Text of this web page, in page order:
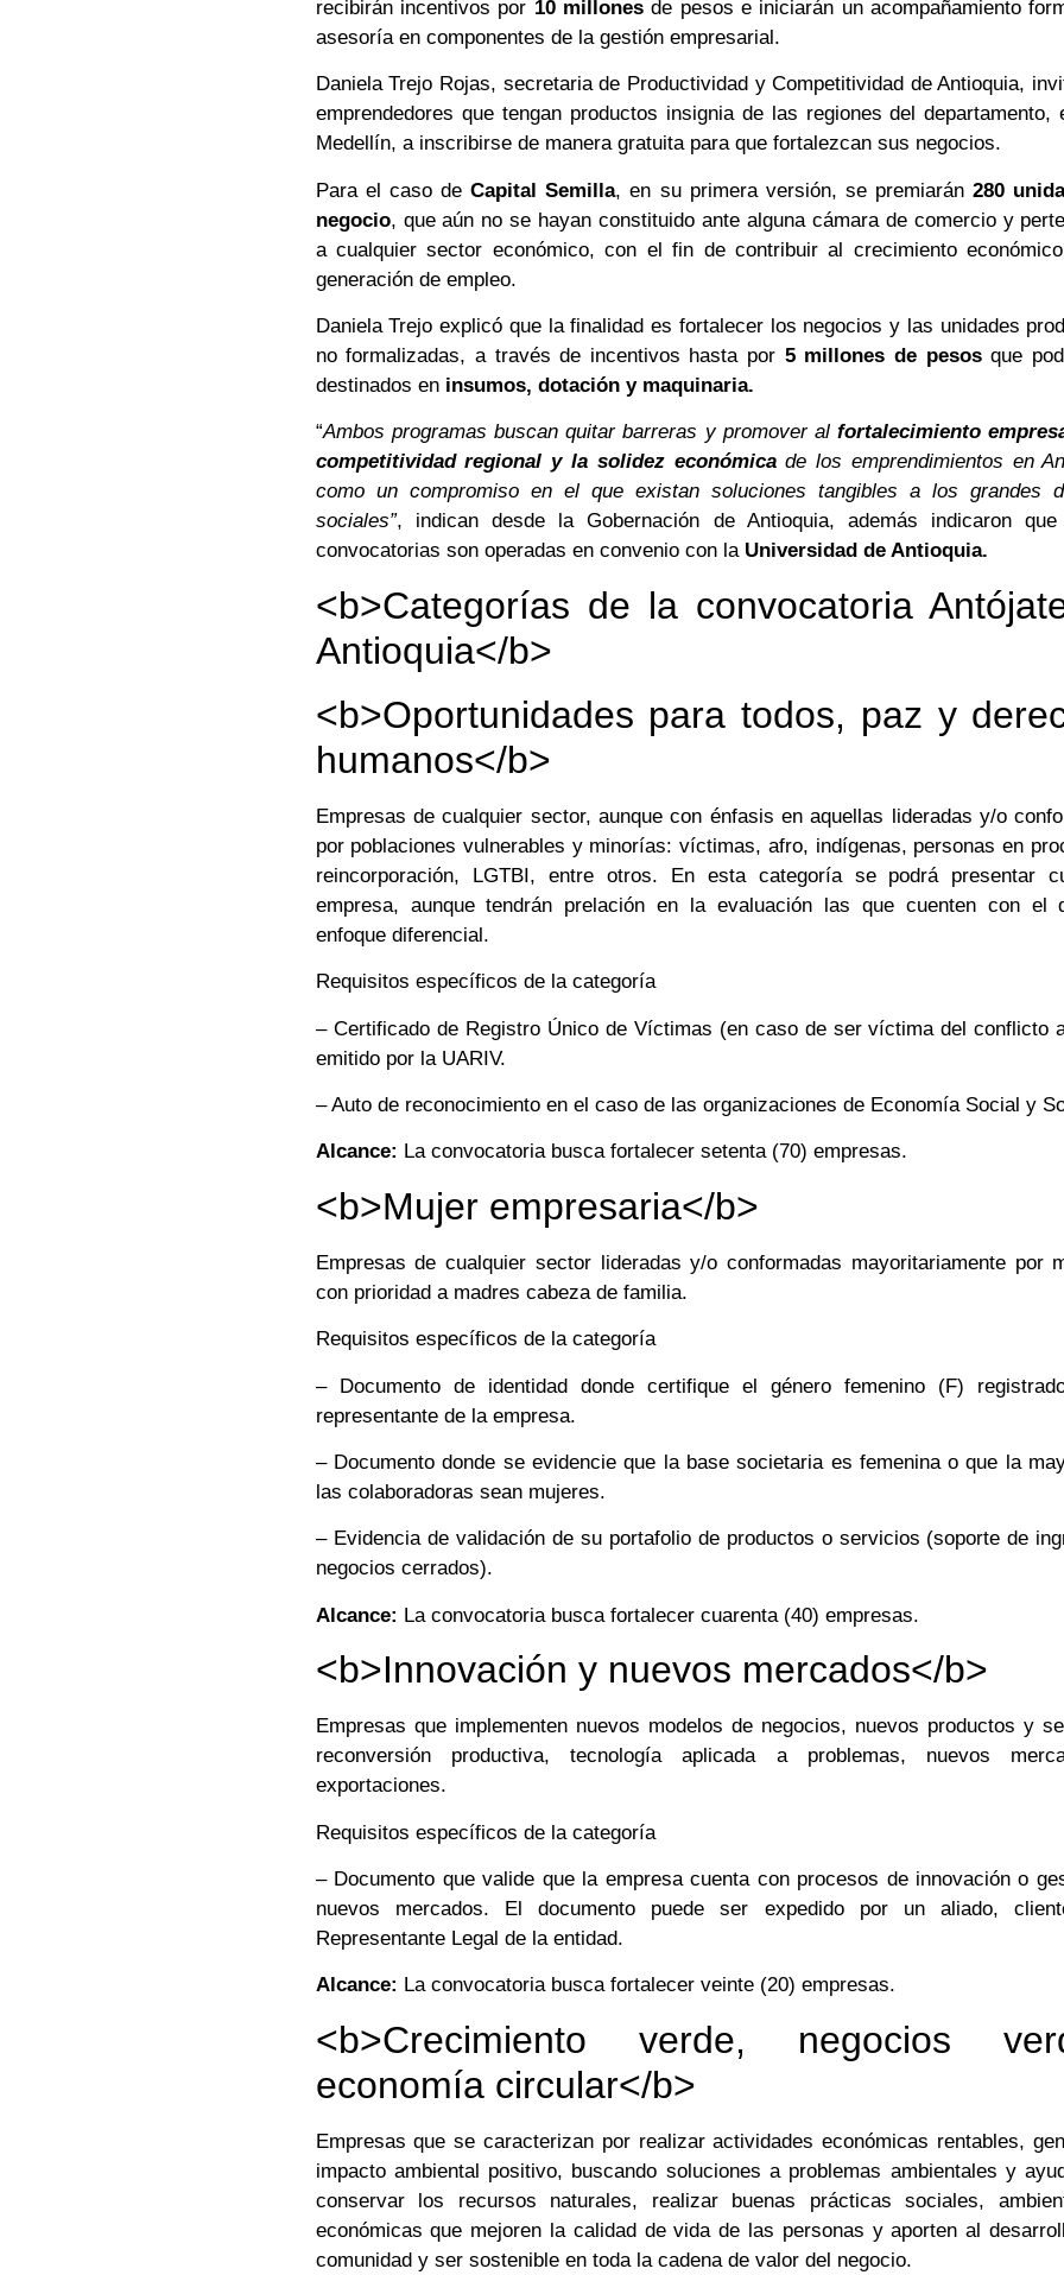
recibirán incentivos por 10 millonesde pesos e iniciarán un acompañamiento
asesoría en componentes de la gestión empresarial.
Daniela Trejo Rojas, secretaria de Productividad y Competitividad de Antioquia,
emprendedores que tengan productos insignia de las regiones del departamento,
Medellín, a inscribirse de manera gratuita para que fortalezcan sus negocios.
Para el caso deCapital Semilla, en su primera versión, se premiarán 280
negocio, que aún no se hayan constituido ante alguna cámara de comercio y
a cualquier sector económico, con el fin de contribuir al crecimiento
generación de empleo.
Daniela Trejo explicó que la finalidad es fortalecer los negocios y las unidades
no formalizadas, a través de incentivos hasta por 5 millones de pesosque
destinados en insumos, dotación y maquinaria.
“Ambos programas buscan quitar barreras y promover alfortalecimiento
competitividad regional y la solidez económicade los emprendimientos en
como un compromiso en el que existan soluciones tangibles a los grandes
sociales”, indican desde la Gobernación de Antioquia, además indicaron que
convocatorias son operadas en convenio con la Universidad de Antioquia.
<b>Categorías de la convocatoria
Antioquia</b>
<b>Oportunidades para todos, paz y
humanos</b>
Empresas de cualquier sector, aunque con énfasis en aquellas lideradas y/o
por poblaciones vulnerables y minorías: víctimas, afro, indígenas, personas en
reincorporación, LGTBI, entre otros. En esta categoría se podrá presentar
empresa, aunque tendrán prelación en la evaluación las que cuenten con el
enfoque diferencial.
Requisitos específicos de la categoría
– Certificado de Registro Único de Víctimas (en caso de ser víctima del conflicto
emitido por la UARIV.
– Auto de reconocimiento en el caso de las organizaciones de Economía Social y
Alcance: La convocatoria busca fortalecer setenta (70) empresas.
<b>Mujer empresaria</b>
Empresas de cualquier sector lideradas y/o conformadas mayoritariamente por
con prioridad a madres cabeza de familia.
Requisitos específicos de la categoría
– Documento de identidad donde certifique el género femenino (F)
representante de la empresa.
– Documento donde se evidencie que la base societaria es femenina o que la
las colaboradoras sean mujeres.
– Evidencia de validación de su portafolio de productos o servicios (soporte de
negocios cerrados).
Alcance: La convocatoria busca fortalecer cuarenta (40) empresas.
<b>Innovación y nuevos mercados</b>
Empresas que implementen nuevos modelos de negocios, nuevos productos y
reconversión productiva, tecnología aplicada a problemas, nuevos
exportaciones.
Requisitos específicos de la categoría
– Documento que valide que la empresa cuenta con procesos de innovación o
nuevos mercados. El documento puede ser expedido por un aliado,
Representante Legal de la entidad.
Alcance: La convocatoria busca fortalecer veinte (20) empresas.
<b>Crecimiento verde, negocios
economía circular</b>
Empresas que se caracterizan por realizar actividades económicas rentables,
impacto ambiental positivo, buscando soluciones a problemas ambientales y
conservar los recursos naturales, realizar buenas prácticas sociales,
económicas que mejoren la calidad de vida de las personas y aporten al
comunidad y ser sostenible en toda la cadena de valor del negocio.